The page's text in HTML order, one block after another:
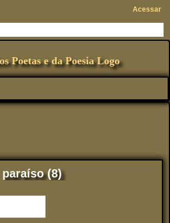
Acessar
paraíso (8)